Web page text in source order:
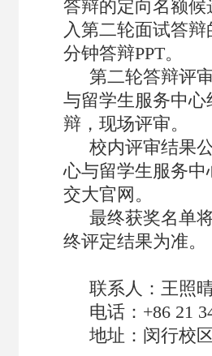
答辩的定向名额
入第二轮面试答
分钟答辩PPT。
第二轮答辩评
与留学生服务中
辩，现场评审。
校内评审结果
心与留学生服务
交大官网。
最终获奖名单
终评定结果为准。
联系人：王照
电话： +86 21
地址：闵行校